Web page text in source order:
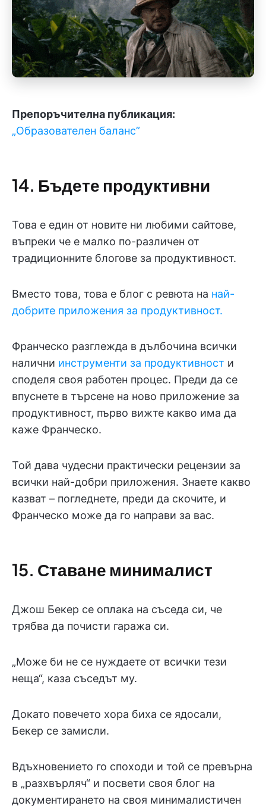
Препоръчителна публикация:
„Образователен баланс”
14. Бъдете продуктивни
Това е един от новите ни любими сайтове,
въпреки че е малко по-различен от
традиционните блогове за продуктивност.
Вместо това, това е блог с ревюта на най-
добрите приложения за продуктивност.
Франческо разглежда в дълбочина всички
налични инструменти за продуктивност и
споделя своя работен процес. Преди да се
впуснете в търсене на ново приложение за
продуктивност, първо вижте какво има да
каже Франческо.
Той дава чудесни практически рецензии за
всички най-добри приложения. Знаете какво
казват – погледнете, преди да скочите, и
Франческо може да го направи за вас.
15. Ставане минималист
Джош Бекер се оплака на съседа си, че
трябва да почисти гаража си.
„Може би не се нуждаете от всички тези
неща“, каза съседът му.
Докато повечето хора биха се ядосали,
Бекер се замисли.
Вдъхновението го споходи и той се превърна
в „разхвърляч“ и посвети своя блог на
документирането на своя минималистичен